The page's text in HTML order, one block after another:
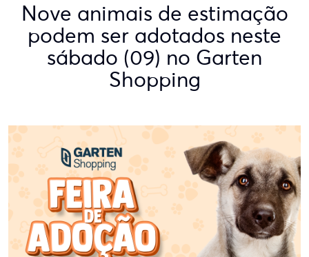
Nove animais de estimação
podem ser adotados neste
sábado (09) no Garten
Shopping